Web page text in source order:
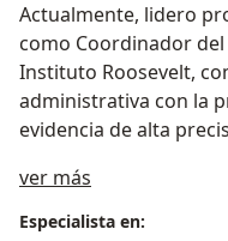
Actualmente, lidero
como Coordinador
Instituto Roosevelt,
administrativa con la
evidencia de alta
ver más
Especialista en: